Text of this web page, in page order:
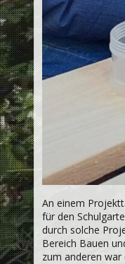
An einem
für den
durch solche
Bereich Bauen
zum anderen